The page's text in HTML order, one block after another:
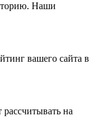
Наши
вашего сайта в
на